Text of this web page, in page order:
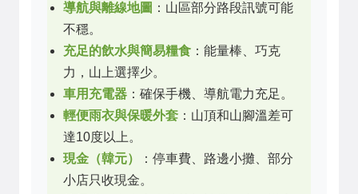
導航與離線地圖 ：山區部分路段訊號可能
不穩。
充足的飲水與簡易糧食 ：能量棒、巧克
力，山上選擇少。
車用充電器 ：確保手機、導航電力充足。
輕便雨衣與保暖外套 ：山頂和山腳溫差可
達10度以上。
現金（韓元）
：停車費、路邊小攤、部分
小店只收現金。